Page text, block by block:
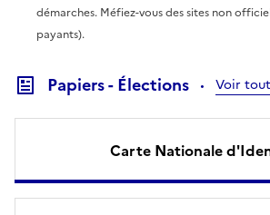
démarches. Méfiez-vous des sites non
payants).
Papiers - Élections Voir tout
Carte Nationale